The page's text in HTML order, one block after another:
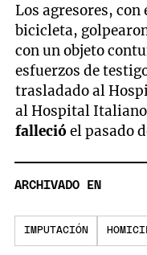
Los agresores,
bicicleta,
con un objeto
esfuerzos de
trasladado al
al Hospital
fallecióel pasado
ARCHIVADO EN
IMPUTACIÓN